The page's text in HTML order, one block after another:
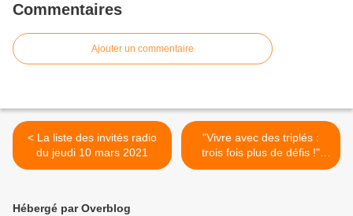
Commentaires
Ajouter un commentaire
< La liste des invités radio
du jeudi 10 mars 2021
"Vivre avec des triplés :
trois fois plus de défis !"
dans "Familles
Hébergé par Overblog